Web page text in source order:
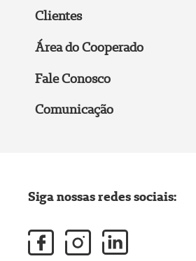
Clientes
Área do Cooperado
Fale Conosco
Comunicação
Siga nossas redes sociais: